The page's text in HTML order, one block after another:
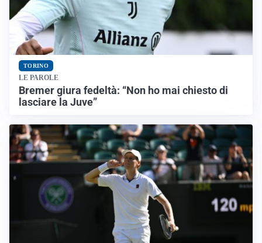
TORINO
LE PAROLE
Bremer giura fedeltà: “Non ho mai chiesto di
lasciare la Juve”